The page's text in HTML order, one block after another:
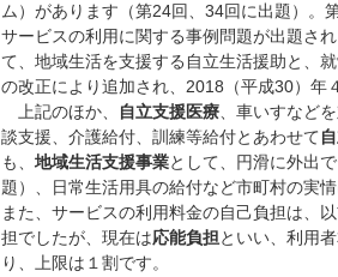
ム）があります（第24回、34回に出題）。
サービスの利用に関する事例問題が出題さ
て、地域生活を支援する自立生活援助と、
の改正により追加され、2018（平成30）年
上記のほか、
自立支援医療、車いすなど
談支援、介護給付、訓練等給付とあわせて
も、 地域生活支援事業として、円滑に外出
題）、日常生活用具の給付など市町村の実
また、サービスの利用料金の自己負担は、
担でしたが、現在は応能負担といい、利用
り、上限は１割です。